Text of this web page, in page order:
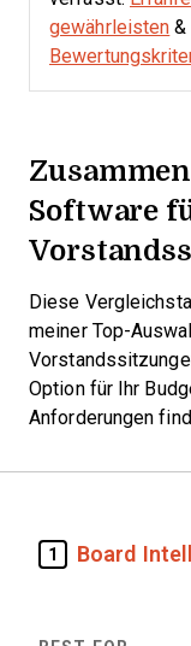
gewährleisten &
Software
Diese
meiner Top-
Option für Ihr
Anforderungen
1 Board